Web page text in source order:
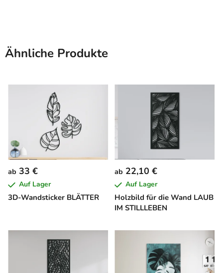
Ähnliche Produkte
3D-Wandsticker BLÄTTER
ab 33 €
Auf Lager
Holzbild für die Wand LAUB
IM STILLLEBEN
ab 22,10 €
Auf Lager